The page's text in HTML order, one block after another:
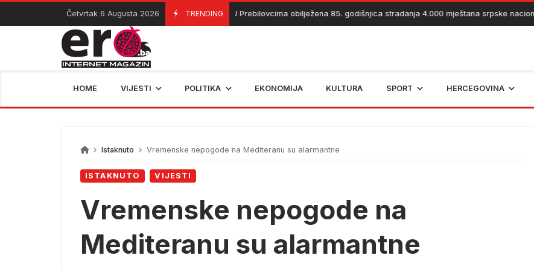
Skip
content
Četvrtak 6 Augusta 2026 TRENDING
06/08/2026 U Prebilovcima obilježena 85. godišnjica stradanja 4.000 mještana srpske nacionalnosti
HOME VIJESTI POLITIKA EKONOMIJA KULTURA SPORT HERCEGOVINA
Istaknuto Vremenske nepogode na Mediteranu su alarmantne
ISTAKNUTO VIJESTI
Vremenske nepogode na
Mediteranu su alarmantne